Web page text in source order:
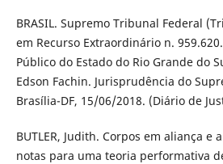
BRASIL. Supremo Tribunal Federal
em Recurso Extraordinário n.
Público do Estado do Rio Grande do
Edson Fachin. Jurisprudência do
Brasília-DF, 15/06/2018. (Diário de
BUTLER, Judith. Corpos em aliança e
notas para uma teoria performativa